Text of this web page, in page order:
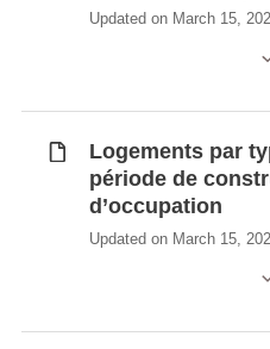
Updated on March 15,
Logements par
période de
d’occupation
Updated on March 15,